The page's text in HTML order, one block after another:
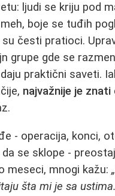
ljudi se kriju pod
boje se tuđih
česti pratioci.
grupe gde se
praktični saveti.
najvažnije je
- operacija, konci,
se sklope -
meseci, mnogi kažu:
šta mi je sa